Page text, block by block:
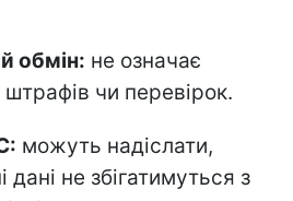
обмін: не означає
чи перевірок.
можуть надіслати,
не збігатимуться з